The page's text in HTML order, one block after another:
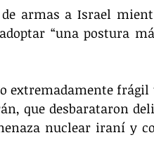
armas a Israel
“una postura
extremadamente
que desbarataron
nuclear iraní y